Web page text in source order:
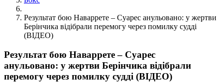
Результат бою Наваррете – Суарес анульовано: у жертви
Берінчика відібрали перемогу через помилку судді
(ВІДЕО)
Результат бою Наваррете – Суарес
анульовано: у жертви Берінчика відібрали
перемогу через помилку судді (ВІДЕО)